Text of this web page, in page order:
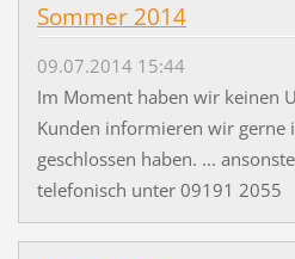
Sommer 2014
09.07.2014 15:44
Im Moment haben wir keinen
Kunden informieren wir gerne
geschlossen haben. ...
telefonisch unter 09191 2055